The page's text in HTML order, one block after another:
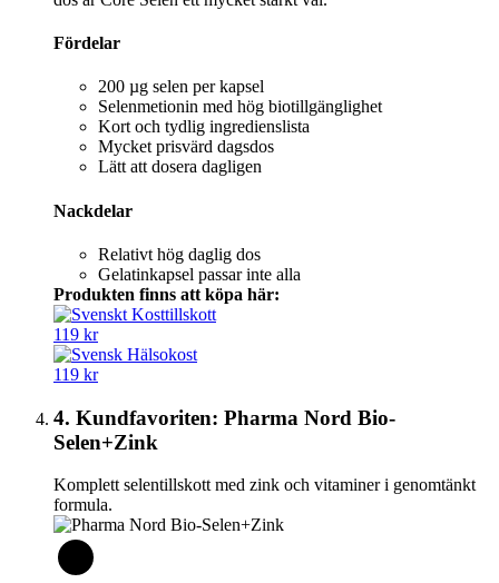
Fördelar
200 µg selen per kapsel
Selenmetionin med hög biotillgänglighet
Kort och tydlig ingredienslista
Mycket prisvärd dagsdos
Lätt att dosera dagligen
Nackdelar
Relativt hög daglig dos
Gelatinkapsel passar inte alla
Produkten finns att köpa här:
119 kr
119 kr
4. Kundfavoriten: Pharma Nord Bio-
Selen+Zink
Komplett selentillskott med zink och vitaminer i genomtänkt
formula.